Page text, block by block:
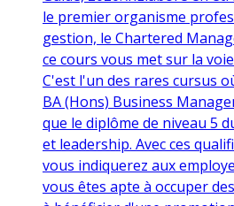
le premier organisme
gestion, le Chartered
ce cours vous met sur la
C'est l'un des rares cursus
BA (Hons) Business
que le diplôme de niveau 5
et leadership. Avec ces
vous indiquerez aux
vous êtes apte à occuper